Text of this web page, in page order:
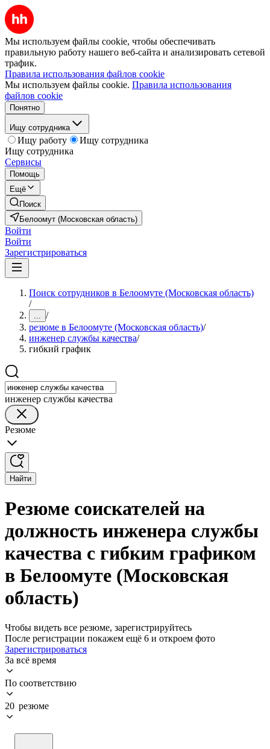
Мы используем файлы cookie, чтобы обеспечивать
правильную работу нашего веб-сайта и анализировать сетевой
трафик.
Правила использования файлов cookie
Мы используем файлы cookie. Правила использования
файлов cookie
Понятно
Ищу сотрудника
Ищу работу
Ищу сотрудника
Ищу сотрудника
Сервисы
Помощь
Ещё
Поиск
Белоомут (Московская область)
Войти
Войти
Зарегистрироваться
Поиск сотрудников в Белоомуте (Московская область)
/
... /
резюме в Белоомуте (Московская область)/
инженер службы качества/
гибкий график
инженер службы качества
Резюме
Найти
Резюме соискателей на
должность инженера службы
качества с гибким графиком
в Белоомуте (Московская
область)
Чтобы видеть все резюме, зарегистрируйтесь
После регистрации покажем ещё 6 и откроем фото
Зарегистрироваться
За всё время
По соответствию
20 резюме